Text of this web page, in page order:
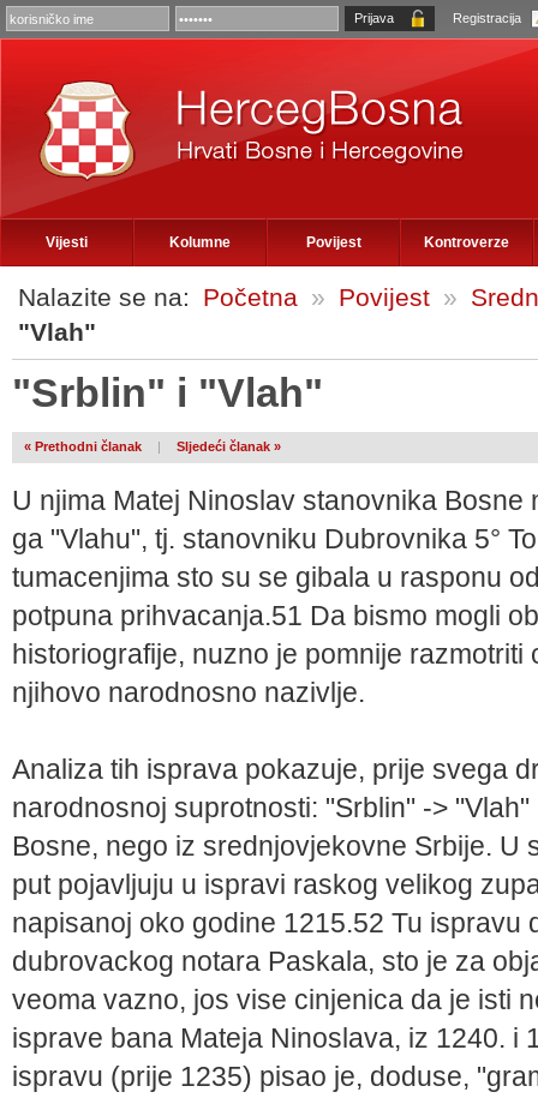
Registracija
Vijesti Kolumne Povijest Kontroverze
Nalazite se na: Početna » Povijest »
"Vlah"
"Srblin" i "Vlah"
« Prethodni članak | Sljedeći članak »
U njima Matej Ninoslav stanovnika
ga "Vlahu", tj. stanovniku Dubrovnika 5°
tumacenjima sto su se gibala u rasponu
potpuna prihvacanja.51 Da bismo mogli
historiografije, nuzno je pomnije razmotriti
njihovo narodnosno nazivlje.
Analiza tih isprava pokazuje, prije svega
narodnosnoj suprotnosti: "Srblin" ->
Bosne, nego iz srednjovjekovne Srbije. U
put pojavljuju u ispravi raskog velikog
napisanoj oko godine 1215.52 Tu ispravu
dubrovackog notara Paskala, sto je za
veoma vazno, jos vise cinjenica da je isti
isprave bana Mateja Ninoslava, iz 1240. i
ispravu (prije 1235) pisao je, doduse,